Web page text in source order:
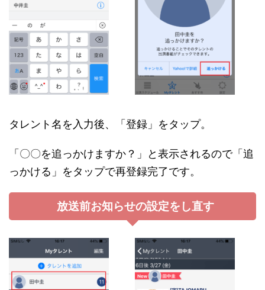
タレント名を入力後、「登録」をタップ。
「〇〇を追っかけますか？」と表示されるので「追
っかける」をタップで再登録完了です。
放送前お知らせの設定をし直す